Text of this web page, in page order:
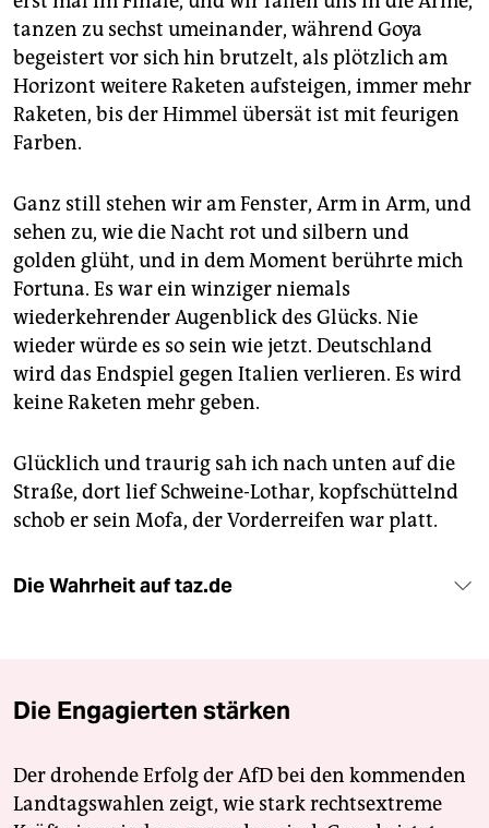
tanzen zu sechst umeinander, während Goya
begeistert vor sich hin brutzelt, als plötzlich am
Horizont weitere Raketen aufsteigen, immer mehr
Raketen, bis der Himmel übersät ist mit feurigen
Farben.
Ganz still stehen wir am Fenster, Arm in Arm, und
sehen zu, wie die Nacht rot und silbern und
golden glüht, und in dem Moment berührte mich
Fortuna. Es war ein winziger niemals
wiederkehrender Augenblick des Glücks. Nie
wieder würde es so sein wie jetzt. Deutschland
wird das Endspiel gegen Italien verlieren. Es wird
keine Raketen mehr geben.
Glücklich und traurig sah ich nach unten auf die
Straße, dort lief Schweine-Lothar, kopfschüttelnd
schob er sein Mofa, der Vorderreifen war platt.
Die Wahrheit auf taz.de
Die Engagierten stärken
Der drohende Erfolg der AfD bei den kommenden
Landtagswahlen zeigt, wie stark rechtsextreme